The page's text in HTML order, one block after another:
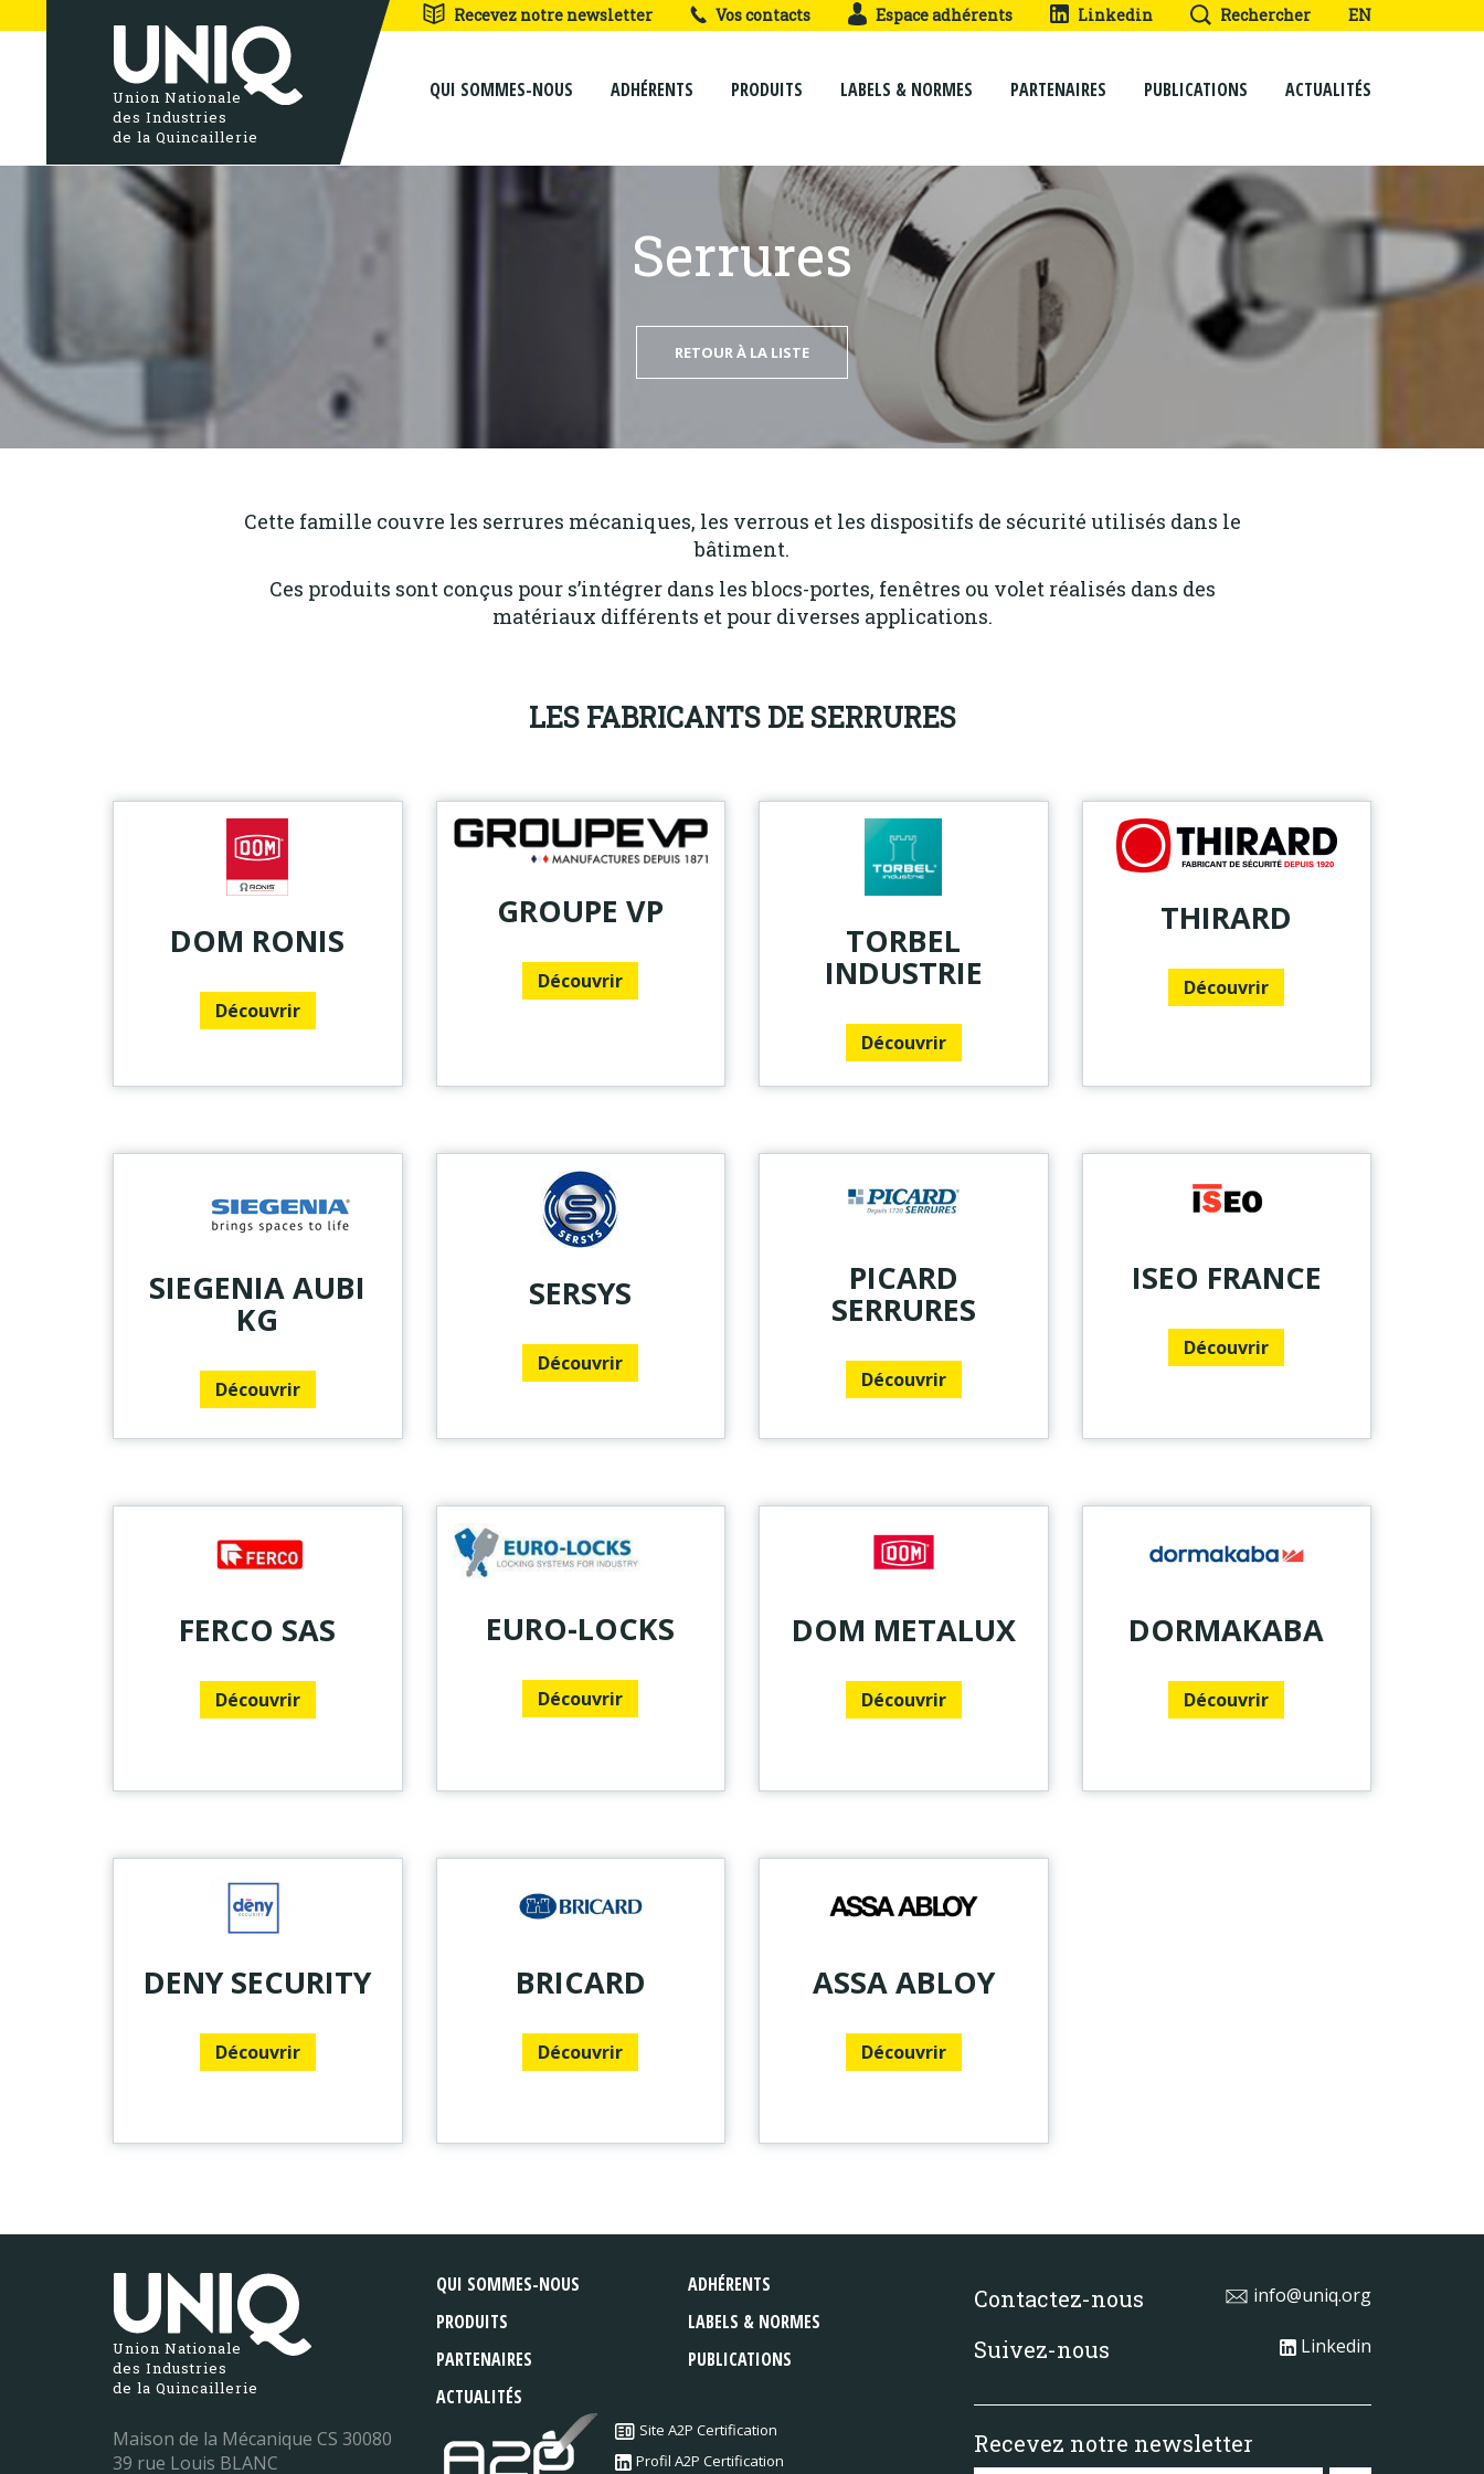
Union Nationale
des Industries
de la Quincaillerie
Recevez notre newsletter Vos contacts Espace adhérents Linkedin Rechercher EN
QUI SOMMES-NOUS ADHÉRENTS PRODUITS LABELS & NORMES PARTENAIRES PUBLICATIONS ACTUALITÉS
Serrures
RETOUR À LA LISTE
Cette famille couvre les serrures mécaniques, les verrous et les dispositifs de sécurité utilisés dans le
bâtiment.
Ces produits sont conçus pour s’intégrer dans les blocs-portes, fenêtres ou volet réalisés dans des
matériaux différents et pour diverses applications.
LES FABRICANTS DE SERRURES
DOM RONIS
Découvrir
GROUPE VP
Découvrir
TORBEL
INDUSTRIE
Découvrir
THIRARD
Découvrir
SIEGENIA AUBI
KG
Découvrir
SERSYS
Découvrir
PICARD
SERRURES
Découvrir
ISEO FRANCE
Découvrir
FERCO SAS
Découvrir
EURO-LOCKS
Découvrir
DOM METALUX
Découvrir
DORMAKABA
Découvrir
DENY SECURITY
Découvrir
BRICARD
Découvrir
ASSA ABLOY
Découvrir
Union Nationale
des Industries
de la Quincaillerie
Maison de la Mécanique CS 30080
39 rue Louis BLANC
QUI SOMMES-NOUS
ADHÉRENTS
PRODUITS
LABELS & NORMES
PARTENAIRES
PUBLICATIONS
ACTUALITÉS
Site A2P Certification
Profil A2P Certification
Contactez-nous info@uniq.org
Suivez-nous Linkedin
Recevez notre newsletter